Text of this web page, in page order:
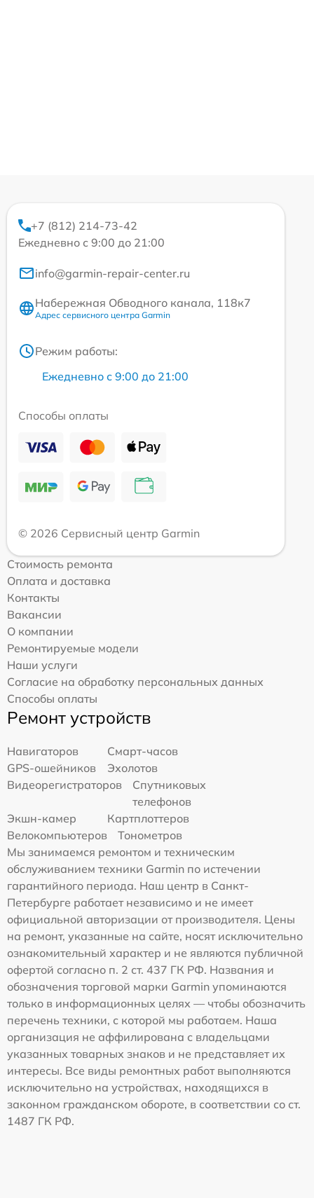
+7 (812) 214-73-42
Ежедневно с 9:00 до 21:00
info@garmin-repair-center.ru
Набережная Обводного канала, 118к7
Адрес сервисного центра Garmin
Режим работы:
Ежедневно с 9:00 до 21:00
Способы оплаты
© 2026 Сервисный центр Garmin
Стоимость ремонта
Оплата и доставка
Контакты
Вакансии
О компании
Ремонтируемые модели
Наши услуги
Согласие на обработку персональных данных
Способы оплаты
Ремонт устройств
Навигаторов
Смарт-часов
GPS-ошейников
Эхолотов
Видеорегистраторов
Спутниковых
телефонов
Экшн-камер
Картплоттеров
Велокомпьютеров
Тонометров
Мы занимаемся ремонтом и техническим
обслуживанием техники Garmin по истечении
гарантийного периода. Наш центр в Санкт-
Петербурге работает независимо и не имеет
официальной авторизации от производителя. Цены
на ремонт, указанные на сайте, носят исключительно
ознакомительный характер и не являются публичной
офертой согласно п. 2 ст. 437 ГК РФ. Названия и
обозначения торговой марки Garmin упоминаются
только в информационных целях — чтобы обозначить
перечень техники, с которой мы работаем. Наша
организация не аффилирована с владельцами
указанных товарных знаков и не представляет их
интересы. Все виды ремонтных работ выполняются
исключительно на устройствах, находящихся в
законном гражданском обороте, в соответствии со ст.
1487 ГК РФ.